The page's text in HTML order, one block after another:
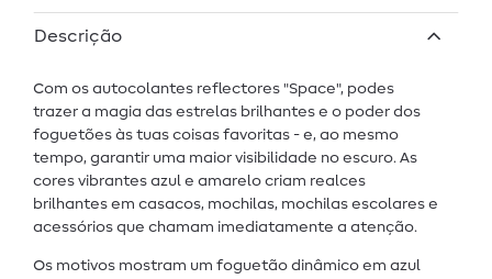
Descrição
Com os autocolantes reflectores "Space", podes
trazer a magia das estrelas brilhantes e o poder dos
foguetões às tuas coisas favoritas - e, ao mesmo
tempo, garantir uma maior visibilidade no escuro. As
cores vibrantes azul e amarelo criam realces
brilhantes em casacos, mochilas, mochilas escolares e
acessórios que chamam imediatamente a atenção.
Os motivos mostram um foguetão dinâmico em azul